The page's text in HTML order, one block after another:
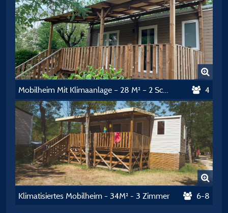
Mobilheim Mit Klimaanlage – 28 M² – 2 Schlafzimmer 4
Klimatisiertes Mobilheim - 34M² - 3 Zimmer 6-8